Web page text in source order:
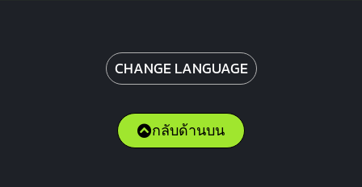
CHANGE LANGUAGE
กลับด้านบน